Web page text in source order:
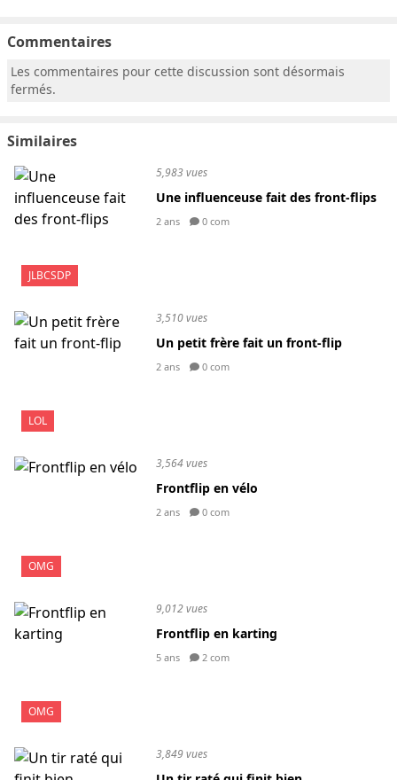
Commentaires
Les commentaires pour cette discussion sont désormais
fermés.
Similaires
JLBCSDP
5,983 vues
Une influenceuse fait des front-flips
2 ans 0 com
LOL
3,510 vues
Un petit frère fait un front-flip
2 ans 0 com
OMG
3,564 vues
Frontflip en vélo
2 ans 0 com
OMG
9,012 vues
Frontflip en karting
5 ans 2 com
3,849 vues